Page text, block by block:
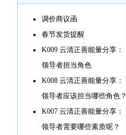
调价商议函
春节发货提醒
K009 云清正善能量分享：
领导者担当角色
K008 云清正善能量分享：
领导者应该担当哪些角色？
K007 云清正善能量分享：
领导者需要哪些素质呢？